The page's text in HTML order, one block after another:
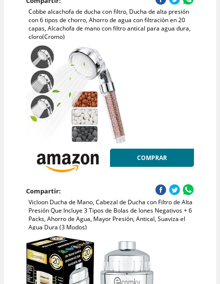
Cobbe alcachofa de ducha con filtro, Ducha de alta presión
con 6 tipos de chorro, Ahorro de agua con filtración en 20
capas, Alcachofa de mano con filtro antical para agua dura,
cloro(Cromo)
COMPRAR
Compartir:
Vicloon Ducha de Mano, Cabezal de Ducha con Filtro de Alta
Presión Que Incluye 3 Tipos de Bolas de Iones Negativos + 6
Packs, Ahorro de Agua, Mayor Presión, Antical, Suaviza el
Agua Dura (3 Modos)